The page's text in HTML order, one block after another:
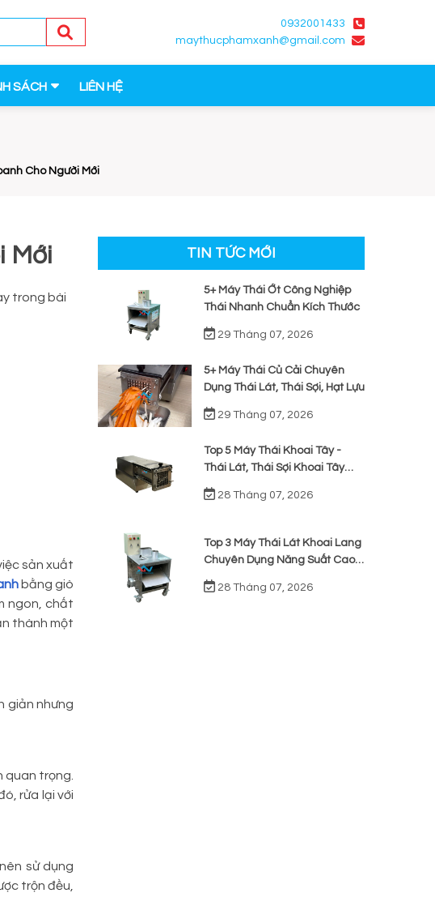
0932001433
maythucphamxanh@gmail.com
SÁCH LIÊN HỆ
Cho Người Mới
Mới
trong bài
sản xuất
bằng giò
ngon, chất
thành một
giản nhưng
quan trọng.
rửa lại với
sử dụng
trộn đều,
TIN TỨC MỚI
5+ Máy Thái Ớt Công Nghiệp
Thái Nhanh Chuẩn Kích Thước
29 Tháng 07, 2026
5+ Máy Thái Củ Cải Chuyên
Dụng Thái Lát, Thái Sợi, Hạt Lựu
29 Tháng 07, 2026
Top 5 Máy Thái Khoai Tây -
Thái Lát, Thái Sợi Khoai Tây
28 Tháng 07, 2026
Top 3 Máy Thái Lát Khoai Lang
Chuyên Dụng Năng Suất Cao,
Giá Rẻ
28 Tháng 07, 2026